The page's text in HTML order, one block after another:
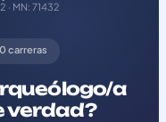
· MN: 71432
carreras
a
verdad?